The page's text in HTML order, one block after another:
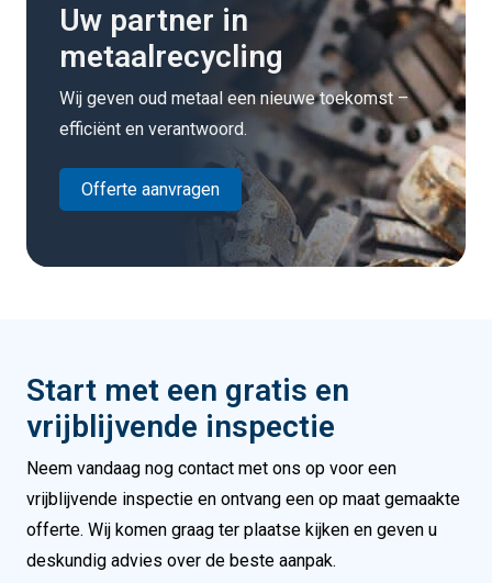
Uw partner in
metaalrecycling
Wij geven oud metaal een nieuwe toekomst –
efficiënt en verantwoord.
Offerte aanvragen
Start met een gratis en
vrijblijvende inspectie
Neem vandaag nog contact met ons op voor een
vrijblijvende inspectie en ontvang een op maat gemaakte
offerte. Wij komen graag ter plaatse kijken en geven u
deskundig advies over de beste aanpak.